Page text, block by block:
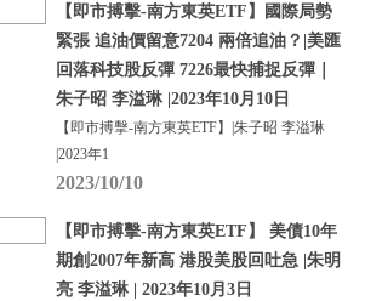
【即市搏擊-南方東英ETF】國際局勢
緊張 追油價留意7204 兩倍追油？|美匯
回落科技股反彈 7226最快捕捉反彈｜
朱子昭 李溢琳 |2023年10月10日
【即市搏擊-南方東英ETF】|朱子昭 李溢琳
|2023年1
2023/10/10
【即市搏擊-南方東英ETF】 美債10年
期創2007年新高 港股美股回吐急 |朱明
亮 李溢琳 | 2023年10月3日